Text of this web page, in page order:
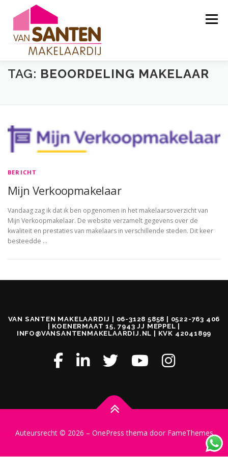
inhoud
Menu
WELKOM VERKOPEN AANKOPEN DIENSTEN
TAG: BEOORDELING MAKELAAR
BERICHT
Mijn Verkoopmakelaar
Vandaag zag ik dat ik ben opgenomen in het makelaarsoverzicht van
Mijn Verkoopmakelaar. De website verzamelt gegevens over de
kwaliteit en prestaties van makelaars in verschillende steden. Dit keer
besteedde …
VAN SANTEN MAKELAARDIJ | 06-3128 5858 | 0522-763 406
| KOENERMAAT 15, 7943 JJ MEPPEL |
INFO@VANSANTENMAKELAARDIJ.NL | KVK 42041899
Auteursrecht © 2026 – OnePress thema door FameThemes